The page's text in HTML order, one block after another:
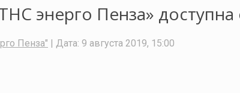
энерго Пенза»
Пенза" | Дата: 9 августа 2019, 15:00